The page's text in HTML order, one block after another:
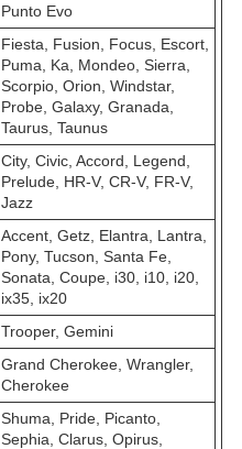
Punto Evo
Fiesta, Fusion, Focus, Escort,
Puma, Ka, Mondeo, Sierra,
Scorpio, Orion, Windstar,
Probe, Galaxy, Granada,
Taurus, Taunus
City, Civic, Accord, Legend,
Prelude, HR-V, CR-V, FR-V,
Jazz
Accent, Getz, Elantra, Lantra,
Pony, Tucson, Santa Fe,
Sonata, Coupe, i30, i10, i20,
ix35, ix20
Trooper, Gemini
Grand Cherokee, Wrangler,
Cherokee
Shuma, Pride, Picanto,
Sephia, Clarus, Opirus,